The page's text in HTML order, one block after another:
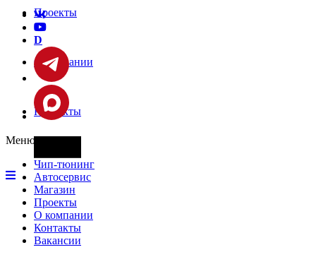
Проекты
О компании
Контакты
D
Меню
Чип-тюнинг
Автосервис
Магазин
Проекты
О компании
Контакты
Вакансии